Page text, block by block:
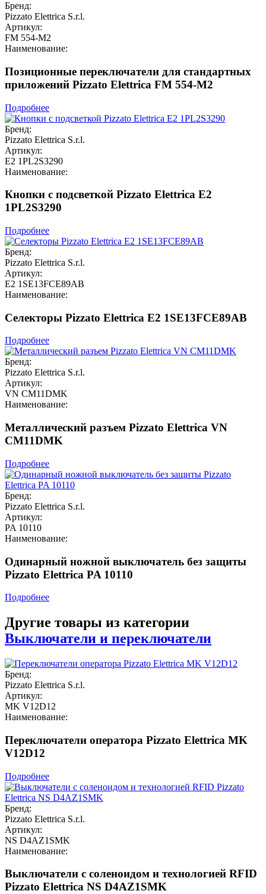
Бренд:
Pizzato Elettrica S.r.l.
Артикул:
FM 554-M2
Наименование:
Позиционные переключатели для стандартных
приложений Pizzato Elettrica FM 554-M2
Подробнее
Бренд:
Pizzato Elettrica S.r.l.
Артикул:
E2 1PL2S3290
Наименование:
Кнопки с подсветкой Pizzato Elettrica E2
1PL2S3290
Подробнее
Бренд:
Pizzato Elettrica S.r.l.
Артикул:
E2 1SE13FCE89AB
Наименование:
Селекторы Pizzato Elettrica E2 1SE13FCE89AB
Подробнее
Бренд:
Pizzato Elettrica S.r.l.
Артикул:
VN CM11DMK
Наименование:
Металлический разъем Pizzato Elettrica VN
CM11DMK
Подробнее
Бренд:
Pizzato Elettrica S.r.l.
Артикул:
PA 10110
Наименование:
Одинарный ножной выключатель без защиты
Pizzato Elettrica PA 10110
Подробнее
Другие товары из категории
Выключатели и переключатели
Бренд:
Pizzato Elettrica S.r.l.
Артикул:
MK V12D12
Наименование:
Переключатели оператора Pizzato Elettrica MK
V12D12
Подробнее
Бренд:
Pizzato Elettrica S.r.l.
Артикул:
NS D4AZ1SMK
Наименование:
Выключатели с соленоидом и технологией RFID
Pizzato Elettrica NS D4AZ1SMK